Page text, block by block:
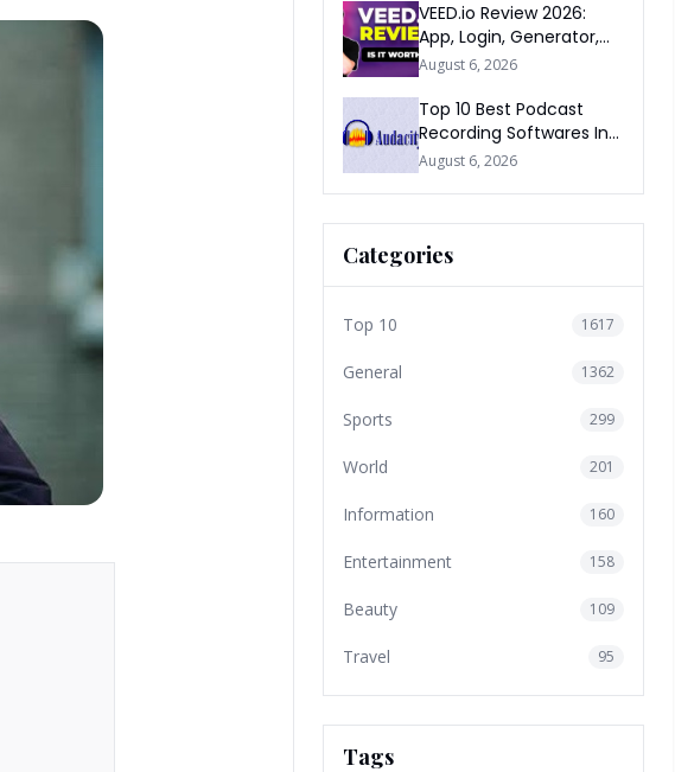
VEED.io Review 2026:
App, Login, Generator,
Download, AI & FAQs
August 6, 2026
Top 10 Best Podcast
Recording Softwares In
2026
August 6, 2026
Categories
Top 10 1617
General 1362
Sports 299
World 201
Information 160
Entertainment 158
Beauty 109
Travel 95
Tags